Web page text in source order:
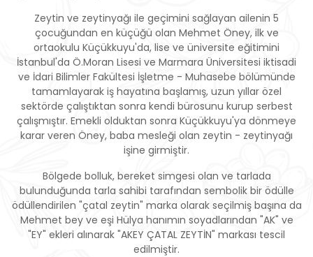
Zeytin ve zeytinyağı ile geçimini sağlayan ailenin 5
çocuğundan en küçüğü olan Mehmet Öney, ilk ve
ortaokulu Küçükkuyu'da, lise ve üniversite eğitimini
İstanbul'da Ö.Moran Lisesi ve Marmara Üniversitesi iktisadi
ve İdari Bilimler Fakültesi İşletme - Muhasebe bölümünde
tamamlayarak iş hayatına başlamış, uzun yıllar özel
sektörde çalıştıktan sonra kendi bürosunu kurup serbest
çalışmıştır. Emekli olduktan sonra Küçükkuyu'ya dönmeye
karar veren Öney, baba mesleği olan zeytin - zeytinyağı
işine girmiştir.
Bölgede bolluk, bereket simgesi olan ve tarlada
bulunduğunda tarla sahibi tarafından sembolik bir ödülle
ödüllendirilen "çatal zeytin" marka olarak seçilmiş başına da
Mehmet bey ve eşi Hülya hanımın soyadlarından "AK" ve
"EY" ekleri alınarak "AKEY ÇATAL ZEYTİN" markası tescil
edilmiştir.